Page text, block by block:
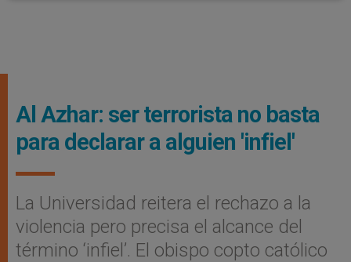
Al Azhar: ser terrorista no basta
para declarar a alguien 'infiel'
La Universidad reitera el rechazo a la
violencia pero precisa el alcance del
término ‘infiel’. El obispo copto católico